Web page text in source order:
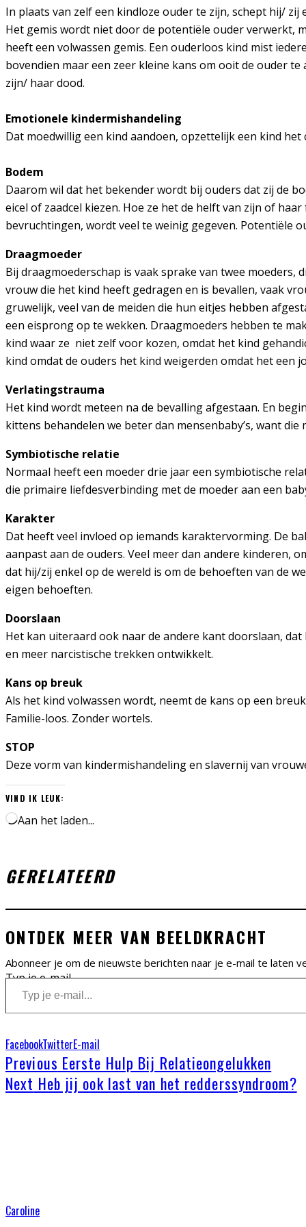
In plaats van zelf een kindloze ouder te zijn, schept hij/ zij
Het gemis wordt niet door de potentiële ouder verwerkt,
heeft een volwassen gemis. Een ouderloos kind mist
bovendien maar een zeer kleine kans om ooit de ouder
zijn/ haar dood.
Emotionele kindermishandeling
Dat moedwillig een kind aandoen, opzettelijk een kind
Bodem
Daarom wil dat het bekender wordt bij ouders dat zij de
eicel of zaadcel kiezen. Hoe ze het de helft van zijn of
bevruchtingen, wordt veel te weinig gegeven. Potentiële
Draagmoeder
Bij draagmoederschap is vaak sprake van twee
vrouw die het kind heeft gedragen en is bevallen, vaak
gruwelijk, veel van de meiden die hun eitjes hebben
een eisprong op te wekken. Draagmoeders hebben te
kind waar ze niet zelf voor kozen, omdat het kind
kind omdat de ouders het kind weigerden omdat het een
Verlatingstrauma
Het kind wordt meteen na de bevalling afgestaan. En
kittens behandelen we beter dan mensenbaby’s, want
Symbiotische relatie
Normaal heeft een moeder drie jaar een symbiotische
die primaire liefdesverbinding met de moeder aan een
Karakter
Dat heeft veel invloed op iemands karaktervorming. De
aanpast aan de ouders. Veel meer dan andere kinderen,
dat hij/zij enkel op de wereld is om de behoeften van de
eigen behoeften.
Doorslaan
Het kan uiteraard ook naar de andere kant doorslaan,
en meer narcistische trekken ontwikkelt.
Kans op breuk
Als het kind volwassen wordt, neemt de kans op een
Familie-loos. Zonder wortels.
STOP
Deze vorm van kindermishandeling en slavernij van
VIND IK LEUK:
Aan het laden...
GERELATEERD
ONTDEK MEER VAN BEELDKRACHT
Abonneer je om de nieuwste berichten naar je e-mail te laten
Typ je e-mail...
FacebookTwitterE-mail
Previous Eerste Hulp Bij Relatieongelukken
Next Heb jij ook last van het redderssyndroom?
Caroline